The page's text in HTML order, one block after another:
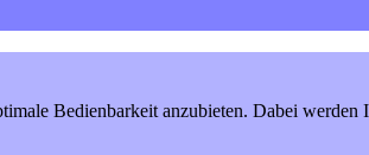
Bedienbarkeit anzubieten. Dabei